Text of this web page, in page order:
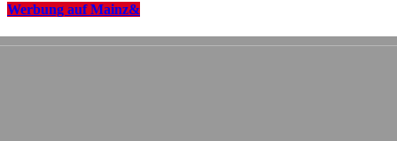
Werbung auf Mainz&